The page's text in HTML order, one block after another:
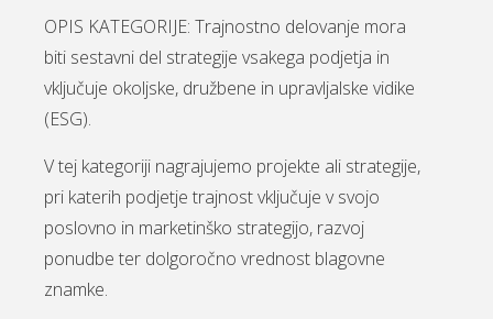
OPIS KATEGORIJE: Trajnostno delovanje mora
biti sestavni del strategije vsakega podjetja in
vključuje okoljske, družbene in upravljalske vidike
(ESG).
V tej kategoriji nagrajujemo projekte ali strategije,
pri katerih podjetje trajnost vključuje v svojo
poslovno in marketinško strategijo, razvoj
ponudbe ter dolgoročno vrednost blagovne
znamke.